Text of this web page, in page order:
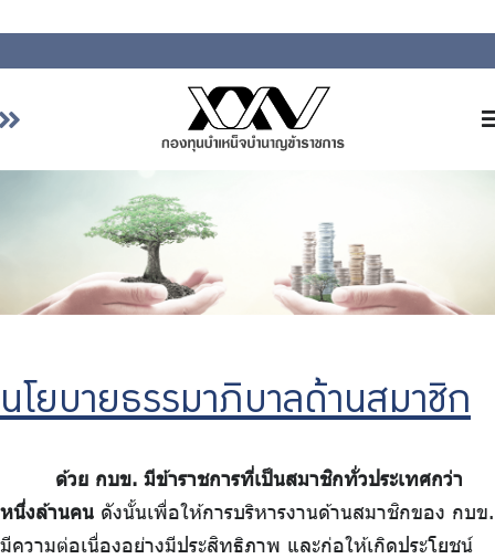
เกี่ยวกับ กบข.
รายงานผลการดำเนินงาน
จัดซื้อจัดจ้าง
บริการเจ้าหน้าที่ส่วนราชการ
ร่วมงานกับเรา
นโยบายธรรมาภิบาลด้านสมาชิก
ด้วย กบข. มีข้าราชการที่เป็นสมาชิกทั่วประเทศกว่า
หนึ่งล้านคน ดังนั้นเพื่อให้การบริหารงานด้านสมาชิกของ กบข.
มีความต่อเนื่องอย่างมีประสิทธิภาพ และก่อให้เกิดประโยชน์